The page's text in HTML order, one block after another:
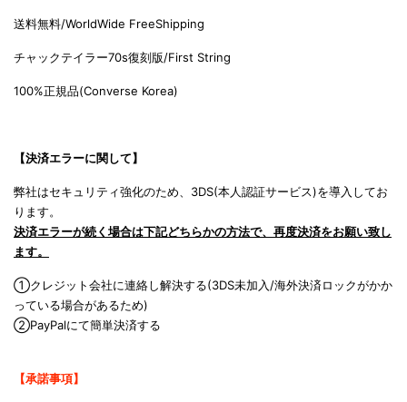
送料無料/WorldWide FreeShipping
チャックテイラー70s復刻版/First String
100%正規品(Converse Korea)
【決済エラーに関して】
弊社はセキュリティ強化のため、3DS(本人認証サービス)を導入してお
ります。
決済エラーが続く場合は下記どちらかの方法で、再度決済をお願い致し
ます。
①クレジット会社に連絡し解決する(3DS未加入/海外決済ロックがかか
っている場合があるため)
②PayPalにて簡単決済する
【承諾事項】